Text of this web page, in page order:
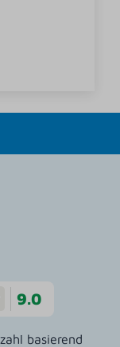
9.0
basierend